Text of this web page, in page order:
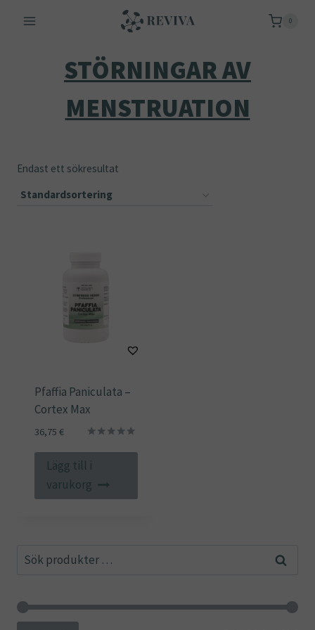
0
STÖRNINGAR AV
MENSTRUATION
Endast ett sökresultat
Pfaffia Paniculata –
Cortex Max
av 5
36,75 €
Lägg till i
varukorg
Sök
Sök